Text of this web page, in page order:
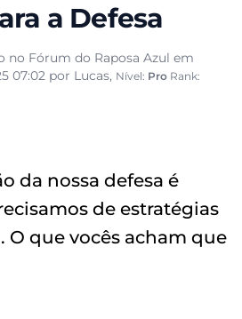
a Defesa
no Fórum do Raposa Azul em
07:02 por Lucas, Nível: Pro Rank:
da nossa defesa é
de estratégias
O que vocês acham que